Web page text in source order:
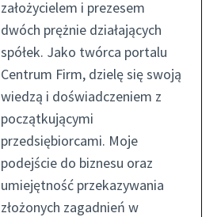
założycielem i prezesem
dwóch prężnie działających
spółek. Jako twórca portalu
Centrum Firm, dzielę się swoją
wiedzą i doświadczeniem z
początkującymi
przedsiębiorcami. Moje
podejście do biznesu oraz
umiejętność przekazywania
złożonych zagadnień w